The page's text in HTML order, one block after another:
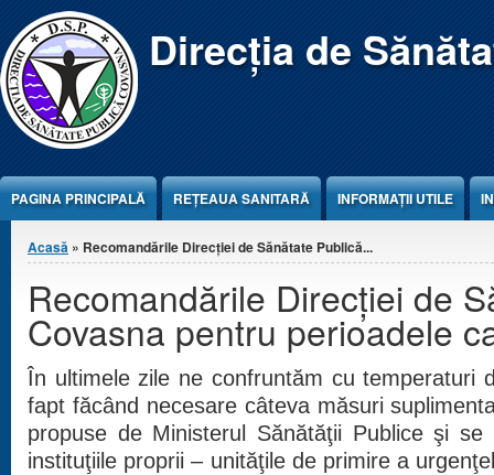
Jump to Content Direcția de
PAGINA PRINCIPALĂ REŢEAUA SANITARĂ INFORMAȚII UTILE
Eşti aici
Acasă » Recomandările Direcţiei de Sănătate Publică...
Recomandările Direcţiei de
Covasna pentru perioadele
În ultimele zile ne confruntăm cu temperaturi
fapt făcând necesare câteva măsuri
propuse de Ministerul Sănătăţii Publice şi
instituţiile proprii – unităţile de primire a